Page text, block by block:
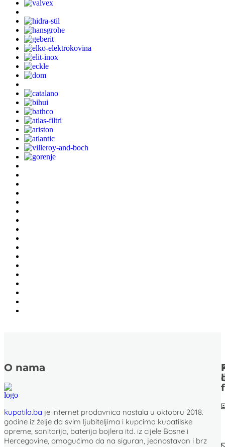
O nama
kupatila.ba je internet prodavnica nastala u oktobru 2018.
godine iz želje da svim ljubiteljima i kupcima kupatilske
opreme, sanitarija, baterija bojlera itd. iz cijele Bosne i
Hercegovine, omogućimo da na siguran, jednostavan i brz